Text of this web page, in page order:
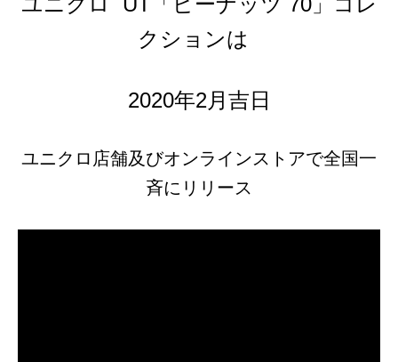
クションは
2020年2月吉日
ユニクロ店舗及びオンラインストアで全国一
斉にリリース